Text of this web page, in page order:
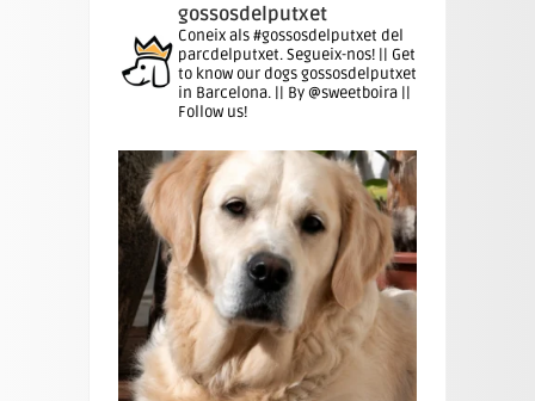
gossosdelputxet
Coneix als #gossosdelputxet del
parcdelputxet. Segueix-nos! || Get
to know our dogs gossosdelputxet
in Barcelona. || By @sweetboira ||
Follow us!